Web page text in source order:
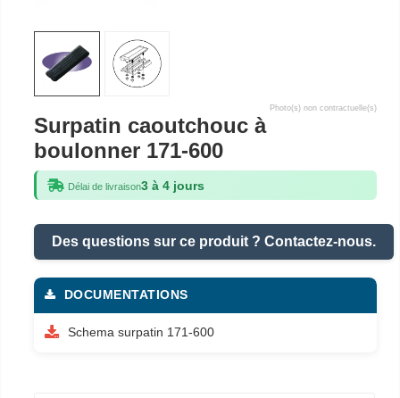
Photo(s) non contractuelle(s)
Surpatin caoutchouc à
boulonner 171-600
Délai de livraison3 à 4 jours
Des questions sur ce produit ? Contactez-nous.
DOCUMENTATIONS
Schema surpatin 171-600